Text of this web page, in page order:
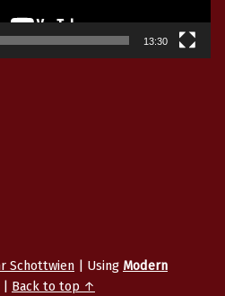
13:30
Schottwien Using Modern
Back to top ↑